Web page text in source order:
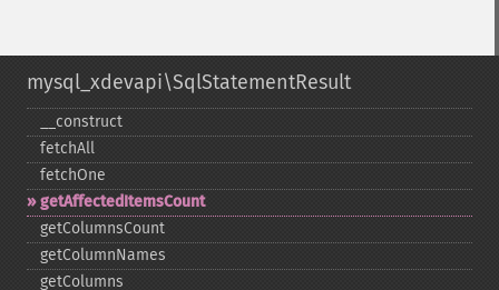
mysql_xdevapi\SqlStatementResult
_​_​construct
fetchAll
fetchOne
getAffectedItemsCount
getColumnsCount
getColumnNames
getColumns